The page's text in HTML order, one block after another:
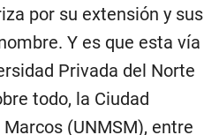
por su extensión y sus
Y es que esta vía
Privada del Norte
todo, la Ciudad
(UNMSM), entre